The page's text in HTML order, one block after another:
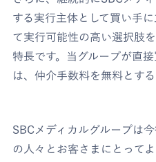
する実行主体として買い手
て実行可能性の高い選択肢
特長です。当グループが直
は、仲介手数料を無料とす
SBCメディカルグループは
の人々とお客さまにとって